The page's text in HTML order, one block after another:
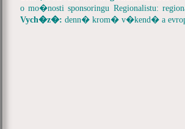
o mo�nosti sponsoringu Regionalistu:
Vych�z�: denn� krom� v�kend� a